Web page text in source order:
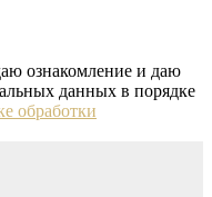
ознакомление и даю
данных в порядке
обработки